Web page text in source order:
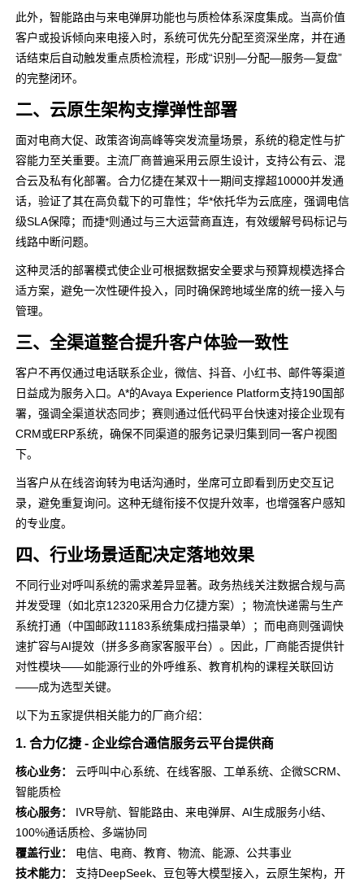
此外，智能路由与来电弹屏功能也与质检体系深度集成。当高价值
客户或投诉倾向来电接入时，系统可优先分配至资深坐席，并在通
话结束后自动触发重点质检流程，形成“识别—分配—服务—复盘”
的完整闭环。
二、云原生架构支撑弹性部署
面对电商大促、政策咨询高峰等突发流量场景，系统的稳定性与扩
容能力至关重要。主流厂商普遍采用云原生设计，支持公有云、混
合云及私有化部署。合力亿捷在某双十一期间支撑超10000并发通
话，验证了其在高负载下的可靠性；华*依托华为云底座，强调电信
级SLA保障；而捷*则通过与三大运营商直连，有效缓解号码标记与
线路中断问题。
这种灵活的部署模式使企业可根据数据安全要求与预算规模选择合
适方案，避免一次性硬件投入，同时确保跨地域坐席的统一接入与
管理。
三、全渠道整合提升客户体验一致性
客户不再仅通过电话联系企业，微信、抖音、小红书、邮件等渠道
日益成为服务入口。A*的Avaya Experience Platform支持190国部
署，强调全渠道状态同步；赛则通过低代码平台快速对接企业现有
CRM或ERP系统，确保不同渠道的服务记录归集到同一客户视图
下。
当客户从在线咨询转为电话沟通时，坐席可立即看到历史交互记
录，避免重复询问。这种无缝衔接不仅提升效率，也增强客户感知
的专业度。
四、行业场景适配决定落地效果
不同行业对呼叫系统的需求差异显著。政务热线关注数据合规与高
并发受理（如北京12320采用合力亿捷方案）；物流快递需与生产
系统打通（中国邮政11183系统集成扫描录单）；而电商则强调快
速扩容与AI提效（拼多多商家客服平台）。因此，厂商能否提供针
对性模块——如能源行业的外呼维系、教育机构的课程关联回访
——成为选型关键。
以下为五家提供相关能力的厂商介绍：
1. 合力亿捷 - 企业综合通信服务云平台提供商
核心业务：
云呼叫中心系统、在线客服、工单系统、企微SCRM、
智能质检
核心服务：
IVR导航、智能路由、来电弹屏、AI生成服务小结、
100%通话质检、多端协同
覆盖行业：
电信、电商、教育、物流、能源、公共事业
技术能力：
支持DeepSeek、豆包等大模型接入，云原生架构，开